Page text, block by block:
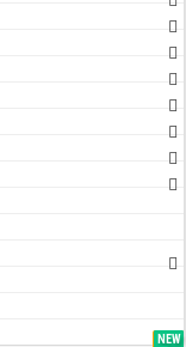
TOP
NEW
NEW
NEW